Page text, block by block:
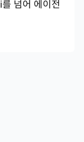
넘어 에이전